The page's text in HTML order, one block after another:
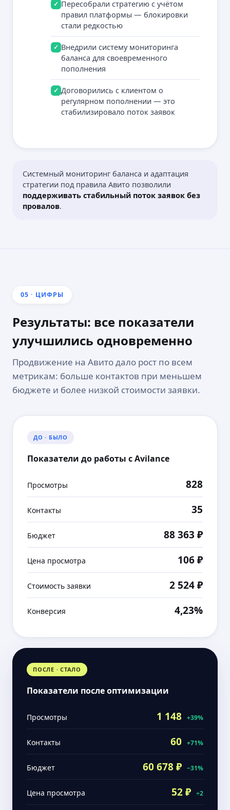
✓ Пересобрали стратегию с учётом
правил платформы — блокировки
стали редкостью
✓ Внедрили систему мониторинга
баланса для своевременного
пополнения
✓ Договорились с клиентом о
регулярном пополнении — это
стабилизировало поток заявок
Системный мониторинг баланса и адаптация
стратегии под правила Авито позволили
поддерживать стабильный поток заявок без
провалов.
05 · ЦИФРЫ
Результаты: все показатели
улучшились одновременно
Продвижение на Авито дало рост по всем
метрикам: больше контактов при меньшем
бюджете и более низкой стоимости заявки.
ДО · БЫЛО
Показатели до работы с Avilance
Просмотры 828
Контакты 35
Бюджет 88 363 ₽
Цена просмотра 106 ₽
Стоимость заявки 2 524 ₽
Конверсия 4,23%
ПОСЛЕ · СТАЛО
Показатели после оптимизации
Просмотры 1 148 +39%
Контакты 60 +71%
Бюджет 60 678 ₽ −31%
Цена просмотра 52 ₽ ÷2